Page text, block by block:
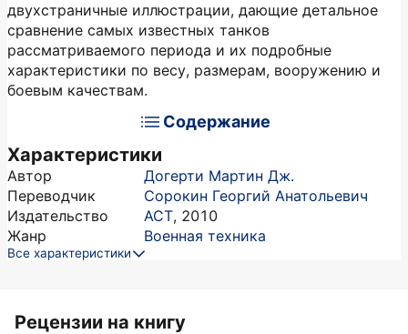
двухстраничные иллюстрации, дающие детальное
сравнение самых известных танков
рассматриваемого периода и их подробные
характеристики по весу, размерам, вооружению и
боевым качествам.
Содержание
Характеристики
Автор
Догерти Мартин Дж.
Переводчик
Сорокин Георгий Анатольевич
Издательство
АСТ, 2010
Жанр
Военная техника
Все характеристики
Рецензии на книгу